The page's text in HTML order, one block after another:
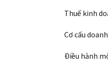
Thuế kinh
Cơ cấu
Điều hành